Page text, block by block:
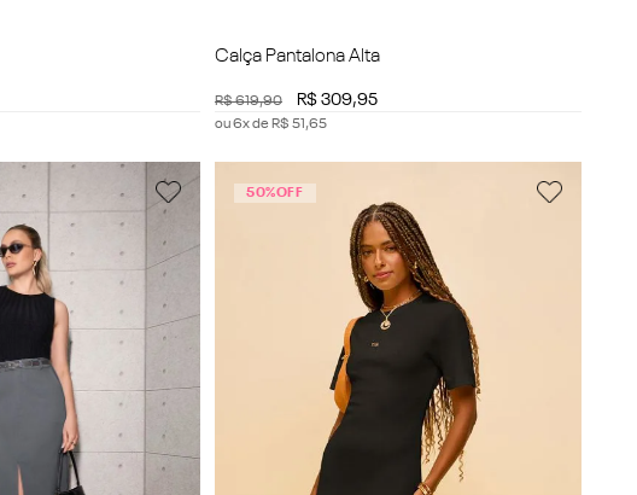
Calça Pantalona Alta
R$619,90 R$ 309,95
ou6x de R$ 51 ,65
50%OFF